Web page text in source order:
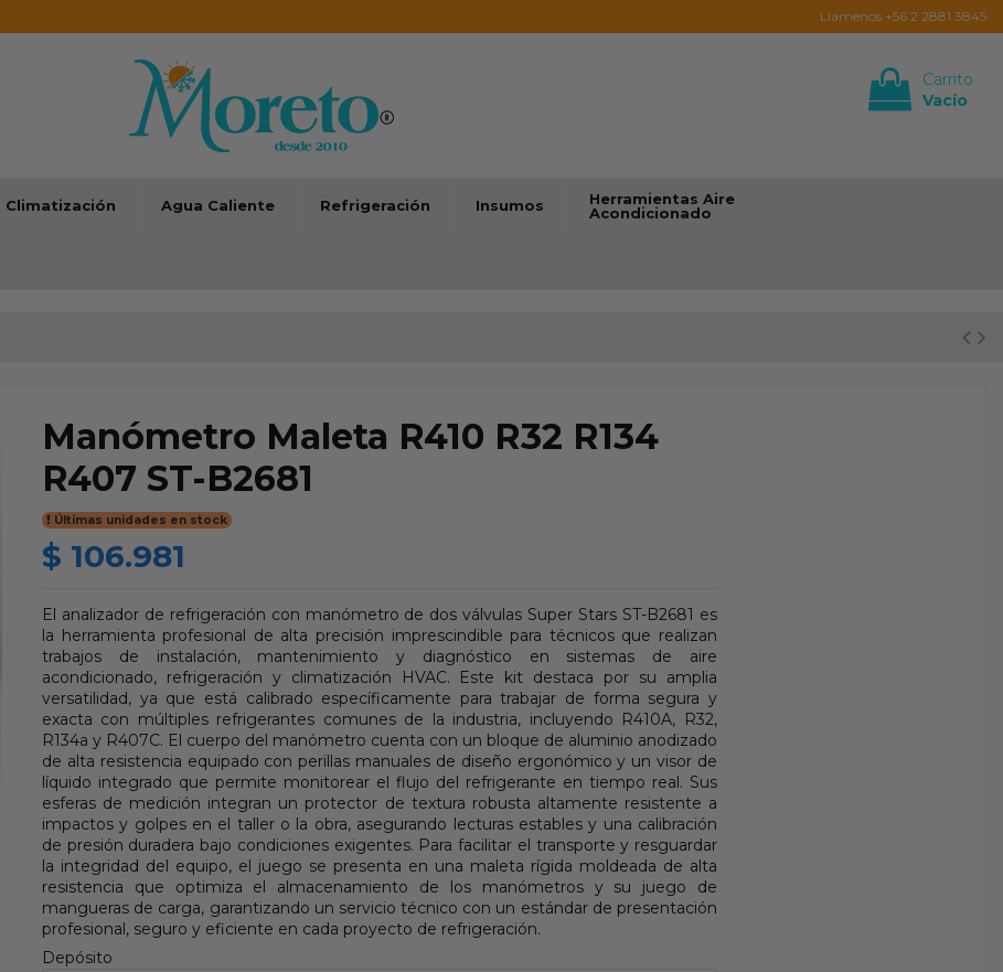
Llamenos +56 2 2881 3845
Carrito
Vacío
Climatización Agua Caliente Refrigeración Insumos
Herramientas Aire
Acondicionado
Manómetro Maleta R410 R32 R134
R407 ST-B2681
Últimas unidades en stock
$ 106.981
El analizador de refrigeración con manómetro de dos válvulas Super Stars ST-B2681 es
la herramienta profesional de alta precisión imprescindible para técnicos que realizan
trabajos de instalación, mantenimiento y diagnóstico en sistemas de aire
acondicionado, refrigeración y climatización HVAC. Este kit destaca por su amplia
versatilidad, ya que está calibrado específicamente para trabajar de forma segura y
exacta con múltiples refrigerantes comunes de la industria, incluyendo R410A, R32,
R134a y R407C. El cuerpo del manómetro cuenta con un bloque de aluminio anodizado
de alta resistencia equipado con perillas manuales de diseño ergonómico y un visor de
líquido integrado que permite monitorear el flujo del refrigerante en tiempo real. Sus
esferas de medición integran un protector de textura robusta altamente resistente a
impactos y golpes en el taller o la obra, asegurando lecturas estables y una calibración
de presión duradera bajo condiciones exigentes. Para facilitar el transporte y resguardar
la integridad del equipo, el juego se presenta en una maleta rígida moldeada de alta
resistencia que optimiza el almacenamiento de los manómetros y su juego de
mangueras de carga, garantizando un servicio técnico con un estándar de presentación
profesional, seguro y eficiente en cada proyecto de refrigeración.
Depósito